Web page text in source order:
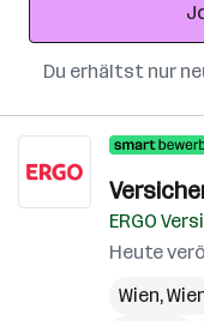
Du erhältst nur
ERGO
Heute
Wien,